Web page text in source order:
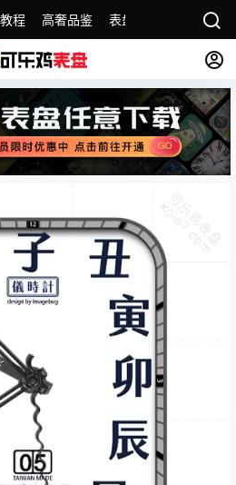
程 高奢品鉴 表盘精选 名表故事